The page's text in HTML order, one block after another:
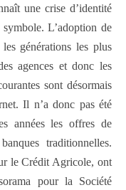
une crise d’identité
L’adoption de
générations les plus
agences et donc les
sont désormais
Il n’a donc pas été
années les offres de
traditionnelles.
le Crédit Agricole, ont
pour la Société